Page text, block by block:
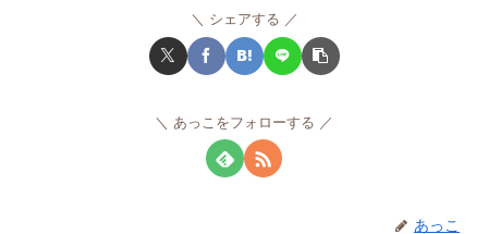
シェアする
あっこをフォローする
あっこ